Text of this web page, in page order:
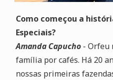
Como começou a
Especiais?
Amanda Capucho- Orfeu
família por cafés. Há 20
nossas primeiras